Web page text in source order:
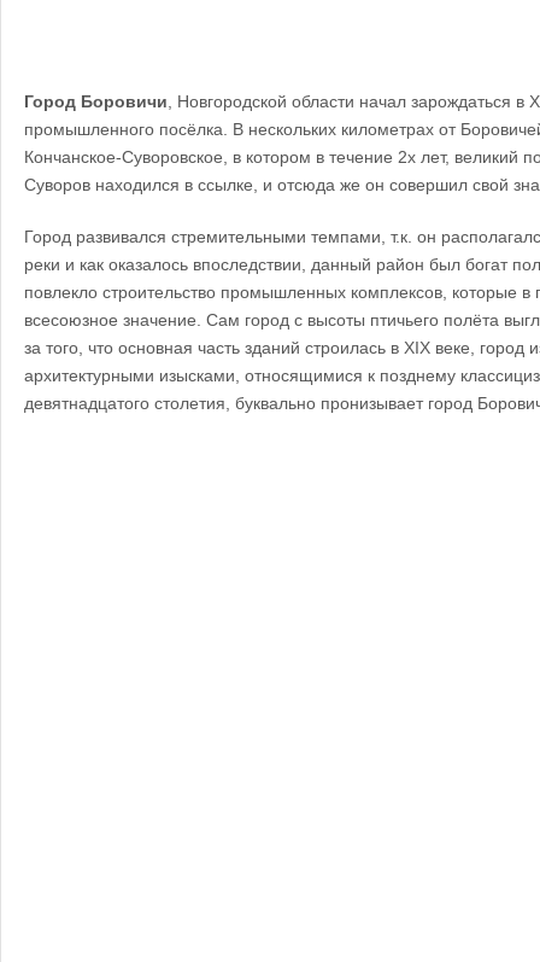
Город Боровичи , Новгородской области начал зарождаться в
промышленного посёлка. В нескольких километрах от
Кончанское-Суворовское, в котором в течение 2х лет, великий
Суворов находился в ссылке, и отсюда же он совершил свой
Город развивался стремительными темпами, т.к. он
реки и как оказалось впоследствии, данный район был богат
повлекло строительство промышленных комплексов, которые в
всесоюзное значение. Сам город с высоты птичьего полёта
за того, что основная часть зданий строилась в XIX веке, город
архитектурными изысками, относящимися к позднему
девятнадцатого столетия, буквально пронизывает город